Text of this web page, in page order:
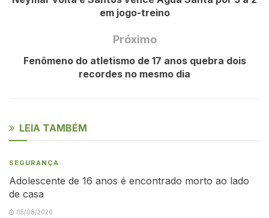
em jogo-treino
Próximo
Fenômeno do atletismo de 17 anos quebra dois
recordes no mesmo dia
LEIA TAMBÉM
SEGURANÇA
Adolescente de 16 anos é encontrado morto ao lado
de casa
05/08/2026